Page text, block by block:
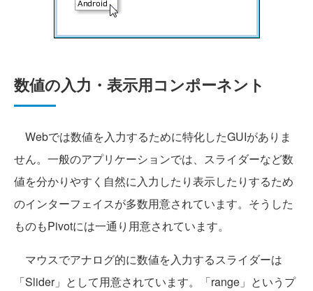
数値の入力・表示用コンポーネント
Webでは数値を入力するために特化したGUIがありま
せん。一般のアプリケーションでは、スライダーなど数
値を分かりやすく自然に入力したり表示したりするため
のインターフェイスが多数用意されています。そうした
ものもPivotには一通り用意されています。
マウスでアナログ的に数値を入力するスライダーは
「Slider」として用意されています。「range」というプ